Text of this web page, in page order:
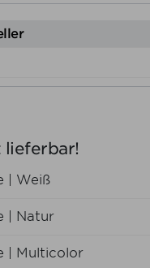
lieferbar!
| Weiß
| Natur
| Multicolor